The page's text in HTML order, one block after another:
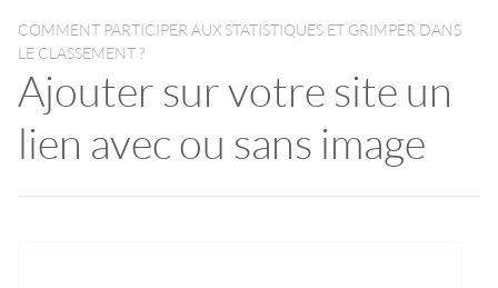
COMMENT PARTICIPER AUX STATISTIQUES ET GRIMPER DANS
LE CLASSEMENT ?
Ajouter sur votre site un
lien avec ou sans image